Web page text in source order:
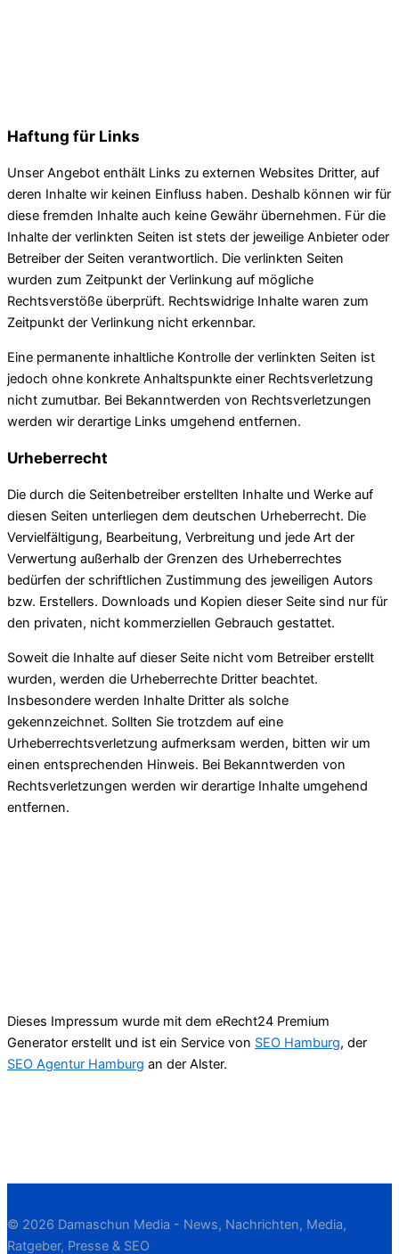
Haftung für Links
Unser Angebot enthält Links zu externen Websites Dritter, auf
deren Inhalte wir keinen Einfluss haben. Deshalb können wir für
diese fremden Inhalte auch keine Gewähr übernehmen. Für die
Inhalte der verlinkten Seiten ist stets der jeweilige Anbieter oder
Betreiber der Seiten verantwortlich. Die verlinkten Seiten
wurden zum Zeitpunkt der Verlinkung auf mögliche
Rechtsverstöße überprüft. Rechtswidrige Inhalte waren zum
Zeitpunkt der Verlinkung nicht erkennbar.
Eine permanente inhaltliche Kontrolle der verlinkten Seiten ist
jedoch ohne konkrete Anhaltspunkte einer Rechtsverletzung
nicht zumutbar. Bei Bekanntwerden von Rechtsverletzungen
werden wir derartige Links umgehend entfernen.
Urheberrecht
Die durch die Seitenbetreiber erstellten Inhalte und Werke auf
diesen Seiten unterliegen dem deutschen Urheberrecht. Die
Vervielfältigung, Bearbeitung, Verbreitung und jede Art der
Verwertung außerhalb der Grenzen des Urheberrechtes
bedürfen der schriftlichen Zustimmung des jeweiligen Autors
bzw. Erstellers. Downloads und Kopien dieser Seite sind nur für
den privaten, nicht kommerziellen Gebrauch gestattet.
Soweit die Inhalte auf dieser Seite nicht vom Betreiber erstellt
wurden, werden die Urheberrechte Dritter beachtet.
Insbesondere werden Inhalte Dritter als solche
gekennzeichnet. Sollten Sie trotzdem auf eine
Urheberrechtsverletzung aufmerksam werden, bitten wir um
einen entsprechenden Hinweis. Bei Bekanntwerden von
Rechtsverletzungen werden wir derartige Inhalte umgehend
entfernen.
Dieses Impressum wurde mit dem eRecht24 Premium
Generator erstellt und ist ein Service von SEO Hamburg, der
SEO Agentur Hamburg an der Alster.
© 2026 Damaschun Media - News, Nachrichten, Media,
Ratgeber, Presse & SEO